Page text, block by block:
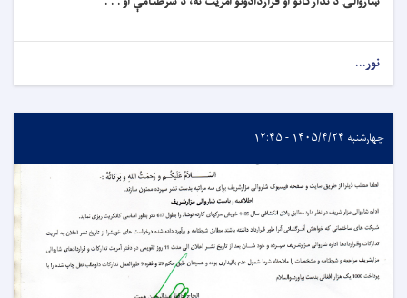
نور...
چهارشنبه ۱۴۰۵/۴/۲۴ - ۱۲:۴۵